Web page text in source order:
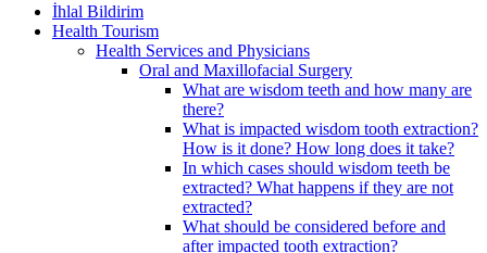
İhlal Bildirim
Health Tourism
Health Services and Physicians
Oral and Maxillofacial Surgery
What are wisdom teeth and how many are
there?
What is impacted wisdom tooth extraction?
How is it done? How long does it take?
In which cases should wisdom teeth be
extracted? What happens if they are not
extracted?
What should be considered before and
after impacted tooth extraction?